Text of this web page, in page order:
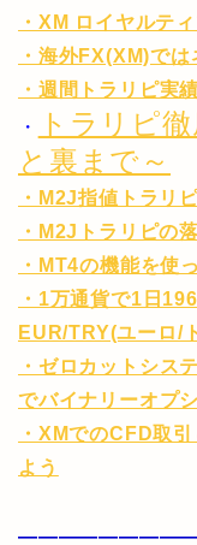
・XM ロイヤルテ
・海外FX(XM)で
・週間トラリピ実績
・
トラリピ
と裏まで～
・M2J指値トラリ
・M2Jトラリピの
・MT4の機能を使
・1万通貨で1日
EUR/TRY(ユーロ/
・ゼロカットシス
でバイナリーオプ
・XMでのCFD取
よう
—————————-